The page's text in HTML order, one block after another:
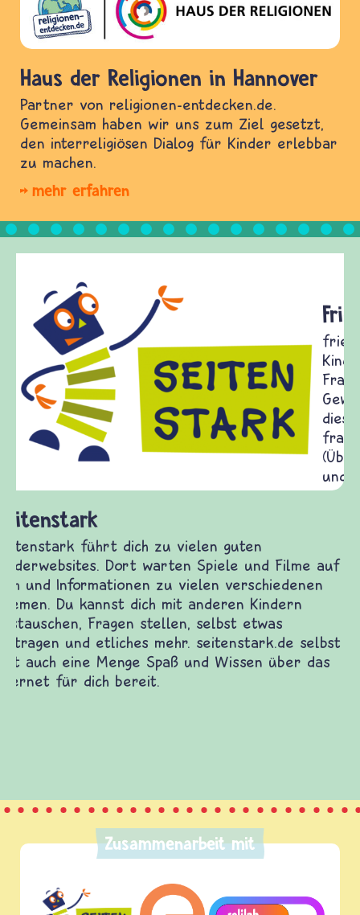
Haus der Religionen in Hannover
Partner von religionen-entdecken.de.
Gemeinsam haben wir uns zum Ziel gesetzt,
den interreligiösen Dialog für Kinder erlebbar
zu machen.
mehr erfahren
Frieden Fragen
frieden-fragen.de ist ein Internet-Angebot für
Kinder, Eltern und ErzieherInnen das zu
Fragen von Krieg und Frieden, Streit und
Gewalt informiert und einen Austausch zu
diesem Themenbereich ermöglicht. frieden-
fragen.de bietet Antworten auf wichtige
Zusammenarbeit mit